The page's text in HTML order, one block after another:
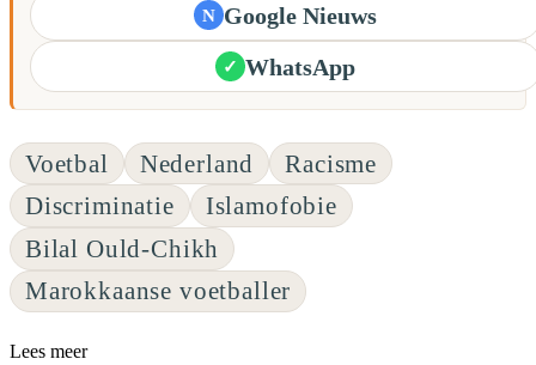
N Google Nieuws
✓ WhatsApp
Voetbal Nederland
Racisme
Discriminatie
Islamofobie
Bilal Ould-Chikh
Marokkaanse voetballer
Lees meer